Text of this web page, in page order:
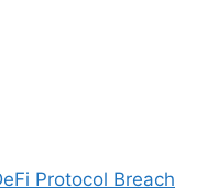
Protocol Breach